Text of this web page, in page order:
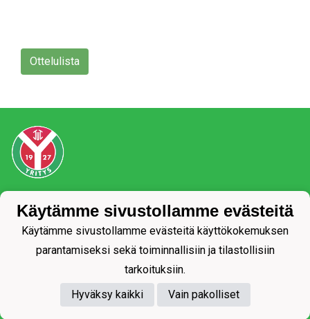
Ottelulista
Powered by
Käytämme sivustollamme evästeitä
Käytämme sivustollamme evästeitä käyttökokemuksen
parantamiseksi sekä toiminnallisiin ja tilastollisiin
tarkoituksiin.
Hyväksy kaikki
Vain pakolliset